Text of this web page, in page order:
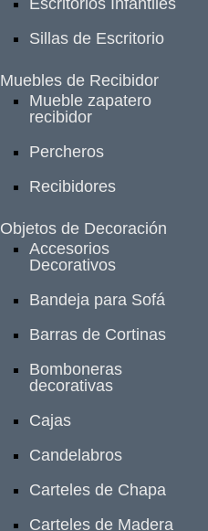
Sillas de Escritorio
Muebles de Recibidor
Mueble zapatero
recibidor
Percheros
Recibidores
Objetos de Decoración
Accesorios
Decorativos
Bandeja para Sofá
Barras de Cortinas
Bomboneras
decorativas
Cajas
Candelabros
Carteles de Chapa
Carteles de Madera